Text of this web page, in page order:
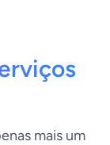
mais um